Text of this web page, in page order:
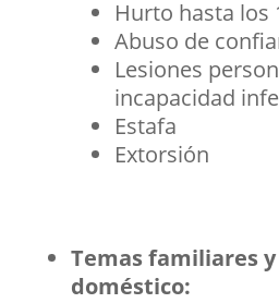
Hurto hasta los
Abuso de
Lesiones
incapacidad
Estafa
Extorsión
Temas familiares
doméstico: